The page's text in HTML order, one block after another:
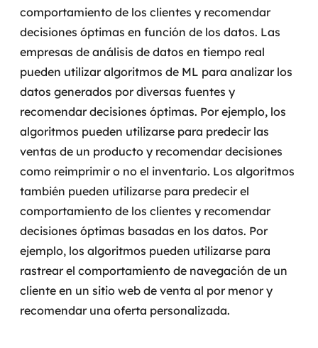
comportamiento de los clientes y recomendar
decisiones óptimas en función de los datos. Las
empresas de análisis de datos en tiempo real
pueden utilizar algoritmos de ML para analizar los
datos generados por diversas fuentes y
recomendar decisiones óptimas. Por ejemplo, los
algoritmos pueden utilizarse para predecir las
ventas de un producto y recomendar decisiones
como reimprimir o no el inventario. Los algoritmos
también pueden utilizarse para predecir el
comportamiento de los clientes y recomendar
decisiones óptimas basadas en los datos. Por
ejemplo, los algoritmos pueden utilizarse para
rastrear el comportamiento de navegación de un
cliente en un sitio web de venta al por menor y
recomendar una oferta personalizada.